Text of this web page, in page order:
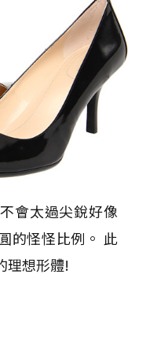
會太過尖銳好像
的怪怪比例。 此
理想形體!